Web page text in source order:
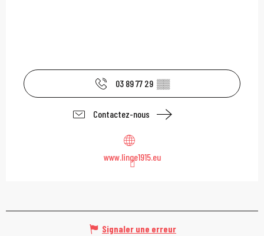
03 89 77 29 ▒▒
Contactez-nous
www.linge1915.eu
Signaler une erreur